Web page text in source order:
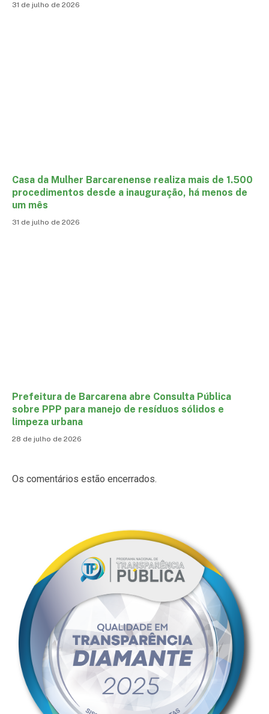
31 de julho de 2026
Casa da Mulher Barcarenense realiza mais de 1.500
procedimentos desde a inauguração, há menos de
um mês
31 de julho de 2026
Prefeitura de Barcarena abre Consulta Pública
sobre PPP para manejo de resíduos sólidos e
limpeza urbana
28 de julho de 2026
Os comentários estão encerrados.